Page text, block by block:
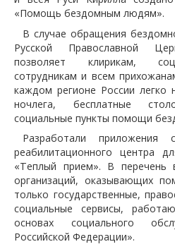
«Помощь бездомным людям».
В случае обращения
Русской Православной
позволяет клирикам,
сотрудникам и всем
каждом регионе России
ночлега, бесплатные
социальные пункты помощи
Разработали приложения
реабилитационного центра
«Теплый прием». В перечень
организаций, оказывающих
только государственные,
социальные сервисы,
основах социального
Российской Федерации».